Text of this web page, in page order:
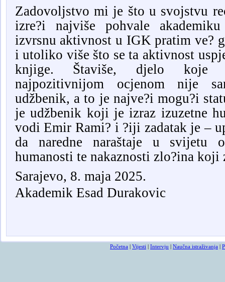
Zadovoljstvo mi je što u svojstvu
izre?i najviše pohvale
izvrsnu aktivnost u IGK pratim ve?
i utoliko više što se ta aktivnost
knjige. Štaviše, djelo koje
najpozitivnijom ocjenom nije
udžbenik, a to je najve?i mogu?i
je udžbenik koji je izraz izuzetne
vodi Emir Rami? i ?iji zadatak je –
da naredne naraštaje u
humanosti te nakaznosti zlo?ina koji
Sarajevo, 8. maja 2025.
Akademik Esad Durakovic
Početna | Vijesti | Intervju | Naučna istraživanja |